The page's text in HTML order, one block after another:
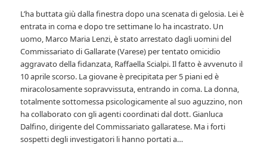
L’ha buttata giù dalla finestra dopo una scenata di gelosia. Lei è
entrata in coma e dopo tre settimane lo ha incastrato. Un
uomo, Marco Maria Lenzi, è stato arrestato dagli uomini del
Commissariato di Gallarate (Varese) per tentato omicidio
aggravato della fidanzata, Raffaella Scialpi. Il fatto è avvenuto il
10 aprile scorso. La giovane è precipitata per 5 piani ed è
miracolosamente sopravvissuta, entrando in coma. La donna,
totalmente sottomessa psicologicamente al suo aguzzino, non
ha collaborato con gli agenti coordinati dal dott. Gianluca
Dalfino, dirigente del Commissariato gallaratese. Ma i forti
sospetti degli investigatori li hanno portati a…